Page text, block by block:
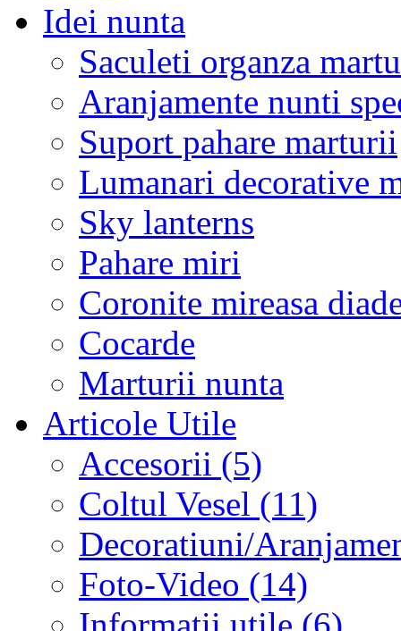
Idei nunta
Saculeti organza
Aranjamente nunti
Suport pahare marturii
Lumanari decorative
Sky lanterns
Pahare miri
Coronite mireasa
Cocarde
Marturii nunta
Articole Utile
Accesorii (5)
Coltul Vesel (11)
Decoratiuni/
Foto-Video (14)